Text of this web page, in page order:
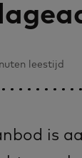
leestijd
is